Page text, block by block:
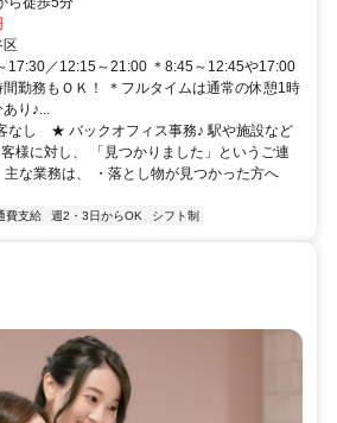
区
17:30／12:15～21:00 ＊8:45～12:45や17:00
勤務もＯＫ！ ＊フルタイムは通常の休憩1時
り♪...
し ★ バックオフィス事務♪ 駅や施設など
様に対し、 「見つかりました」というご連
な業務は、 ・落とし物が見つかった方へ
費支給 週2・3日からOK シフト制